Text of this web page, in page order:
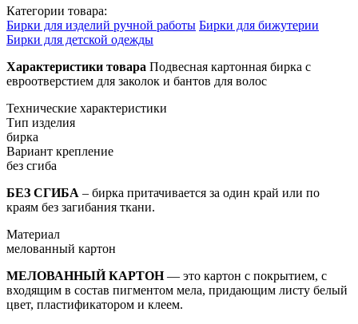
Категории товара:
Бирки для изделий ручной работы Бирки для бижутерии
Бирки для детской одежды
Характеристики товара Подвесная картонная бирка с
евроотверстием для заколок и бантов для волос
Технические характеристики
Тип изделия
бирка
Вариант крепление
без сгиба
БЕЗ СГИБА – бирка притачивается за один край или по
краям без загибания ткани.
Материал
мелованный картон
МЕЛОВАННЫЙ КАРТОН— это картон с покрытием, с
входящим в состав пигментом мела, придающим листу белый
цвет, пластификатором и клеем.